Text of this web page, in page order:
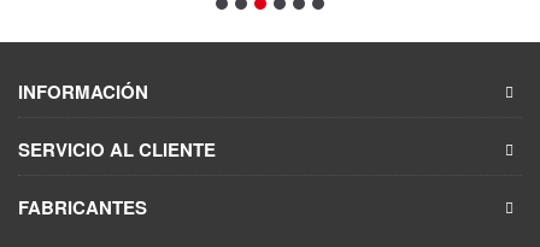
INFORMACIÓN
SERVICIO AL CLIENTE
FABRICANTES